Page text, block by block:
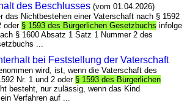
des Beschlusses (vom 01.04.2026)
das Nichtbestehen einer Vaterschaft nach § 1592
oder § 1593 des Bürgerlichen Gesetzbuchs infolge
§ 1600 Absatz 1 Satz 1 Nummer 2 des
...
bei Feststellung der Vaterschaft
wird, ist, wenn die Vaterschaft des
Nr. 1 und 2 oder § 1593 des Bürgerlichen
besteht, nur zulässig, wenn das Kind
Verfahren auf ...